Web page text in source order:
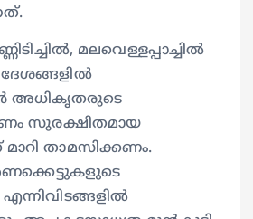
മലവെള്ളപ്പാച്ചിൽ
അധികൃതരുടെ
സുരക്ഷിതമായ
താമസിക്കണം.